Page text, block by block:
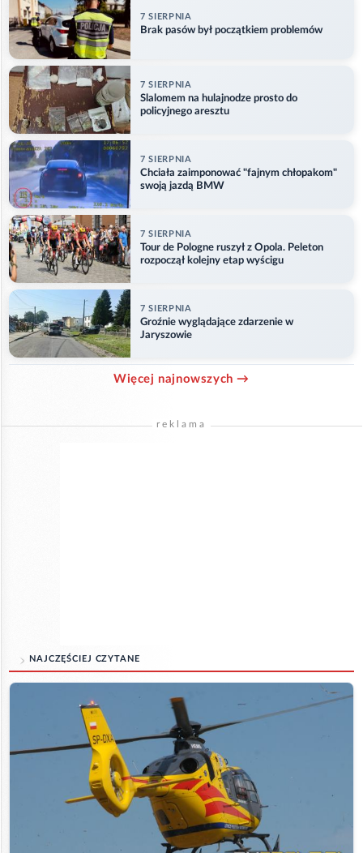
7 SIERPNIA
Brak pasów był początkiem problemów
7 SIERPNIA
Slalomem na hulajnodze prosto do
policyjnego aresztu
7 SIERPNIA
Chciała zaimponować "fajnym chłopakom"
swoją jazdą BMW
7 SIERPNIA
Tour de Pologne ruszył z Opola. Peleton
rozpoczął kolejny etap wyścigu
7 SIERPNIA
Groźnie wyglądające zdarzenie w
Jaryszowie
Więcej najnowszych →
reklama
NAJCZĘŚCIEJ CZYTANE